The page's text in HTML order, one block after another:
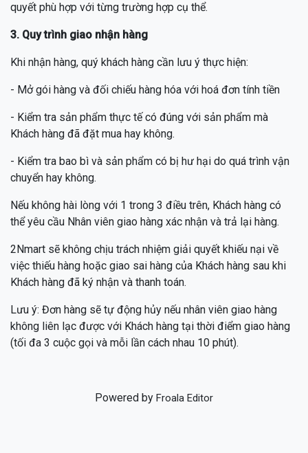
quyết phù hợp với từng trường hợp cụ thể.
3. Quy trình giao nhận hàng
Khi nhận hàng, quý khách hàng cần lưu ý thực hiện:
- Mở gói hàng và đối chiếu hàng hóa với hoá đơn tính tiền
- Kiểm tra sản phẩm thực tế có đúng với sản phẩm mà
Khách hàng đã đặt mua hay không.
- Kiểm tra bao bì và sản phẩm có bị hư hại do quá trình vận
chuyển hay không.
Nếu không hài lòng với 1 trong 3 điều trên, Khách hàng có
thể yêu cầu Nhân viên giao hàng xác nhận và trả lại hàng.
2Nmart sẽ không chịu trách nhiệm giải quyết khiếu nại về
việc thiếu hàng hoặc giao sai hàng của Khách hàng sau khi
Khách hàng đã ký nhận và thanh toán.
Lưu ý: Đơn hàng sẽ tự động hủy nếu nhân viên giao hàng
không liên lạc được với Khách hàng tại thời điểm giao hàng
(tối đa 3 cuộc gọi và mỗi lần cách nhau 10 phút).
Powered by Froala Editor